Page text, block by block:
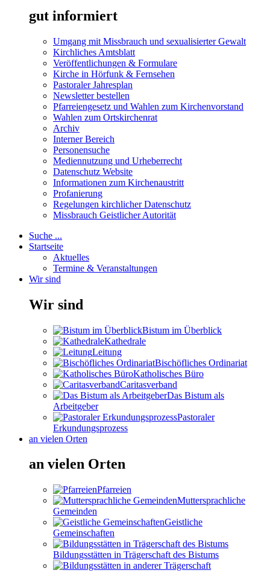
gut informiert
Umgang mit Missbrauch und sexualisierter Gewalt
Kirchliches Amtsblatt
Veröffentlichungen & Formulare
Kirche in Hörfunk & Fernsehen
Pastoraler Jahresplan
Newsletter bestellen
Pfarreiengesetz und Wahlen zum Kirchenvorstand
Wahlen zum Ortskirchenrat
Archiv
Interner Bereich
Personensuche
Mediennutzung und Urheberrecht
Datenschutz Website
Informationen zum Kirchenaustritt
Profanierung
Regelungen kirchlicher Datenschutz
Missbrauch Geistlicher Autorität
Suche ...
Startseite
Aktuelles
Termine & Veranstaltungen
Wir sind
Wir sind
Bistum im Überblick
Kathedrale
Leitung
Bischöfliches Ordinariat
Katholisches Büro
Caritasverband
Das Bistum als
Arbeitgeber
Pastoraler
Erkundungsprozess
an vielen Orten
an vielen Orten
Pfarreien
Muttersprachliche
Gemeinden
Geistliche
Gemeinschaften
Bildungsstätten in Trägerschaft des Bistums